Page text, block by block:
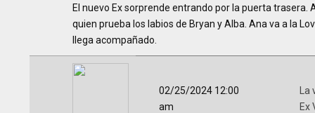
El nuevo Ex sorprende entrando por la puerta
quien prueba los labios de Bryan y Alba. Ana va a la
llega acompañado.
02/25/2024 12:00
am
Ex